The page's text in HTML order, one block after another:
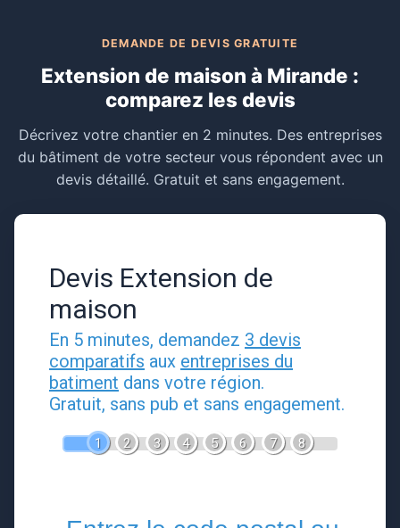
DEMANDE DE DEVIS GRATUITE
Extension de maison à Mirande :
comparez les devis
Décrivez votre chantier en 2 minutes. Des entreprises
du bâtiment de votre secteur vous répondent avec un
devis détaillé. Gratuit et sans engagement.
Devis Extension de
maison
En 5 minutes, demandez 3 devis
comparatifs aux entreprises du
batiment dans votre région.
Gratuit, sans pub et sans engagement.
1 2 3 4 5 6 7 8